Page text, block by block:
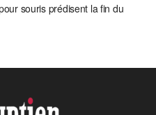
souris prédisent la fin du